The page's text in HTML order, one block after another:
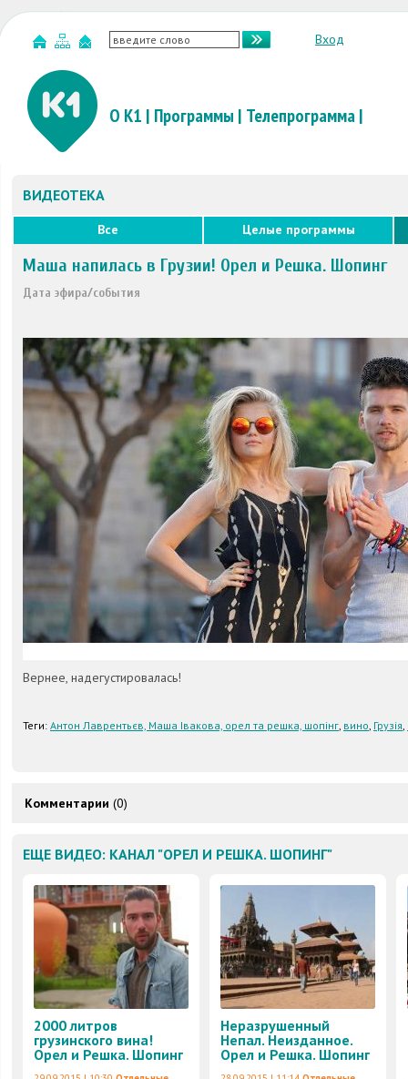
Вход
О К1 | Программы | Телепрограмма|
ВИДЕОТЕКА
Все Целые программы
Маша напилась в Грузии! Орел и Решка. Шопинг
Дата эфира/события
Вернее, надегустировалась!
Теги: Антон Лаврентьєв, Маша Івакова, орел та решка, шопінг, вино, Грузія,
Комментарии (0)
ЕЩЕ ВИДЕО: КАНАЛ "ОРЕЛ И РЕШКА. ШОПИНГ"
2000 литров
грузинского вина!
Орел и Решка. Шопинг
Неразрушенный
Непал. Неизданное.
Орел и Решка. Шопинг